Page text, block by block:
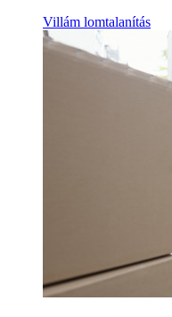
Villám lomtalanítás